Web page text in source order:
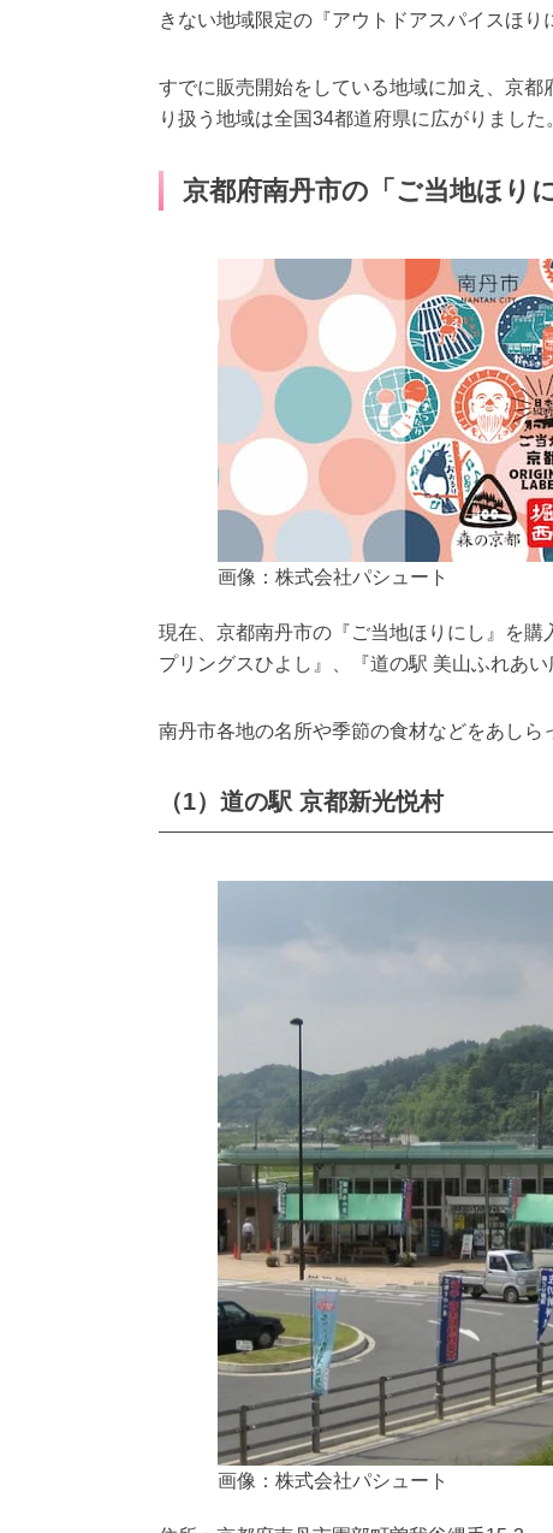
きない地域限定の『アウトドアスパイスほり
すでに販売開始をしている地域に加え、京
り扱う地域は全国34都道府県に広がりました
京都府南丹市の「ご当地ほり
画像：株式会社パシュート
現在、京都南丹市の『ご当地ほりにし』を
プリングスひよし』、『道の駅 美山ふれあ
南丹市各地の名所や季節の食材などをあしら
（1）道の駅 京都新光悦村
画像：株式会社パシュート